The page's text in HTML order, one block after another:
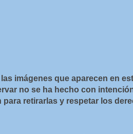
las imágenes que aparecen en
no se ha hecho con
para retirarlas y respetar los